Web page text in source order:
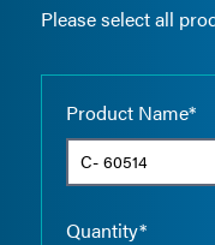
Please select all
Product Name*
Quantity*